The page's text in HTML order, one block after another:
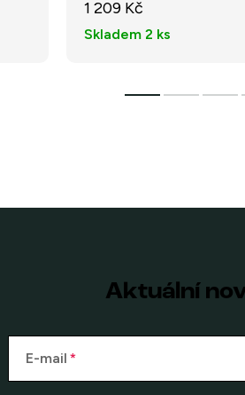
1 209 Kč
Skladem 2 ks
Aktuální
E-mail